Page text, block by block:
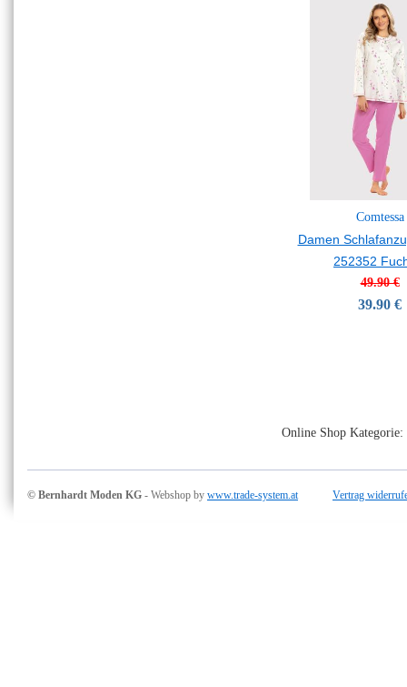
Comtessa
Damen
252352
49.90 €
39.90 €
Online Shop Kategorie:
© Bernhardt Moden KG - Webshop by www.trade-system.at Vertrag